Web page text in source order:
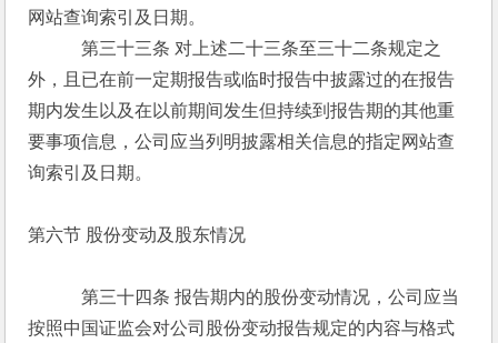
网站查询索引及日期。
第三十三条 对上述二十三条至三十二条规定之
外，且已在前一定期报告或临时报告中披露过的在报告
期内发生以及在以前期间发生但持续到报告期的其他重
要事项信息，公司应当列明披露相关信息的指定网站查
询索引及日期。
第六节 股份变动及股东情况
第三十四条 报告期内的股份变动情况，公司应当
按照中国证监会对公司股份变动报告规定的内容与格式